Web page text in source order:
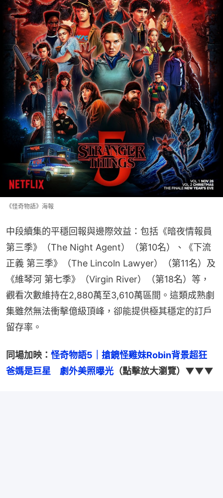
《怪奇物語》海報
中段續集的平穩回報與邊際效益：包括《暗夜情報員
第三季》（The Night Agent）（第10名）、《下流
正義 第三季》（The Lincoln Lawyer）（第11名）及
《維琴河 第七季》（Virgin River）（第18名）等，
觀看次數維持在2,880萬至3,610萬區間。這類成熟劇
集雖然無法衝擊億級頂峰，卻能提供極其穩定的訂戶
留存率。
同場加映： 怪奇物語5｜搶鏡怪雞妹Robin背景超狂
爸媽是巨星　劇外美照曝光 （點擊放大瀏覽）▼▼▼